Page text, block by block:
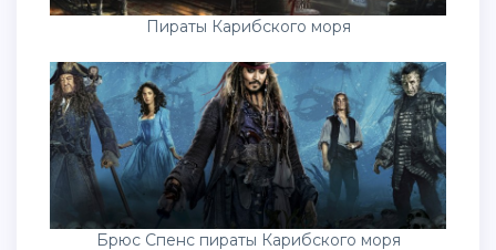
Пираты Карибского моря
Брюс Спенс пираты Карибского моря